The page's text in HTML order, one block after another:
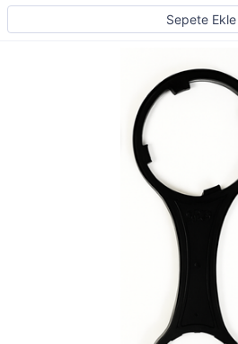
Sepete Ekle